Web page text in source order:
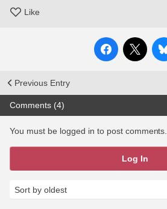
Like
Previous Entry
Comments (4)
You must be logged in to post comments.
Log In